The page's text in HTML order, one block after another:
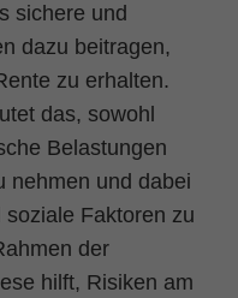
sichere und
dazu beitragen,
zu erhalten.
das, sowohl
Belastungen
nehmen und dabei
Faktoren zu
der
hilft, Risiken am